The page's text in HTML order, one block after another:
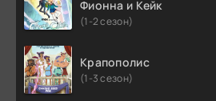
Фионна и Кейк
(1-2 сезон)
Крапополис
(1-3 сезон)